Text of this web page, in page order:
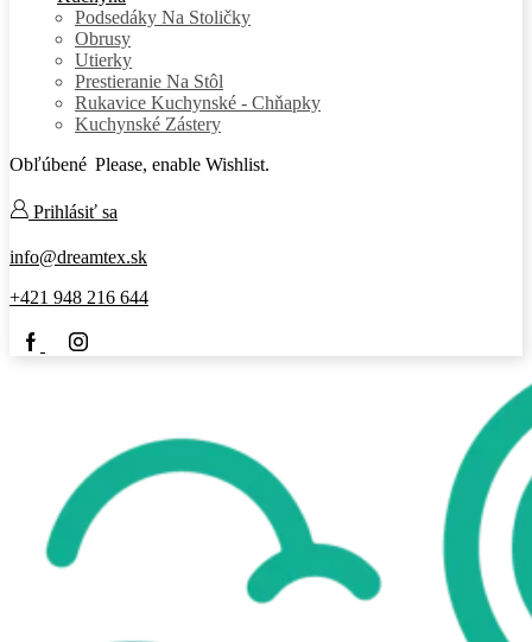
Podsedáky Na Stoličky
Obrusy
Utierky
Prestieranie Na Stôl
Rukavice Kuchynské - Chňapky
Kuchynské Zástery
Obľúbené Please, enable Wishlist.
Prihlásiť sa
info@dreamtex.sk
+421 948 216 644
Facebook
IG